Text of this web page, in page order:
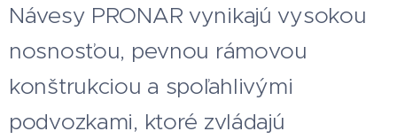
Návesy PRONAR vynikajú vysokou
nosnosťou, pevnou rámovou
konštrukciou a spoľahlivými
podvozkami, ktoré zvládajú